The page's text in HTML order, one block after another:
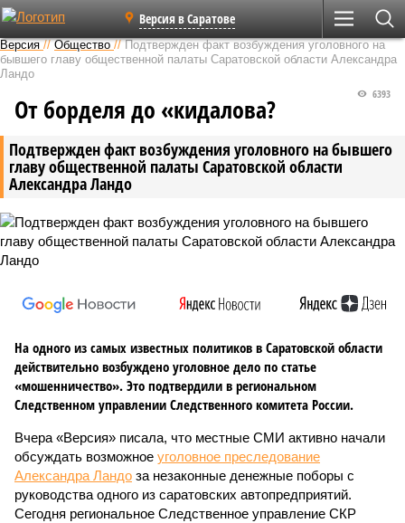
Версия в Саратове
Версия //Общество //Подтвержден факт возбуждения уголовного на
бывшего главу общественной палаты Саратовской области Александра
Ландо
Подтвержден факт возбуждения уголовного на бывшего
главу общественной палаты Саратовской области
Александра Ландо
6393
От борделя до «кидалова?
На одного из самых известных политиков в Саратовской области
действительно возбуждено уголовное дело по статье
«мошенничество». Это подтвердили в региональном
Следственном управлении Следственного комитета России.
Вчера «Версия» писала, что местные СМИ активно начали
обсуждать возможное уголовное преследование
Александра Ландо за незаконные денежные поборы с
руководства одного из саратовских автопредприятий.
Сегодня региональное Следственное управление СКР